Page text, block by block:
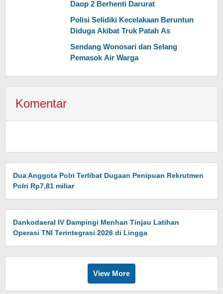
Daop 2 Berhenti Darurat
Polisi Selidiki Kecelakaan Beruntun
Diduga Akibat Truk Patah As
Sendang Wonosari dan Selang
Pemasok Air Warga
Komentar
Dua Anggota Polri Terlibat Dugaan Penipuan Rekrutmen
Polri Rp7,81 miliar
Dankodaeral IV Dampingi Menhan Tinjau Latihan
Operasi TNI Terintegrasi 2026 di Lingga
View More